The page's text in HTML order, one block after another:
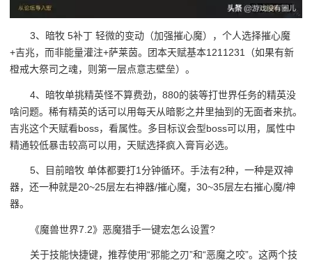
3、暗牧 5补丁 轻微的变动（加强摧心魔），个人选择摧心魔
+吉兆，而非能量灌注+萨莱茵。团本天赋基本1211231（如果有新
橙戒大祭司之魂，则第一层点意志壁垒）。
4、暗牧单挑精英怪不算费劲，880的装等打世界任务的精英没
啥问题。稀有精英的话可以用每天从暗影之井里抽到的无面者来抗。
吉兆这个天赋看boss，看属性。多目标议会型boss可以用，属性中
精通较低暴击较高可以用，天赋选择疯入膏肓必选。
5、目前暗牧 单体都要打1分钟循环。手法有2种，一种是双神
器，还一种就是20~25层左右神器/摧心魔，30~35层左右摧心魔/神
器。
《魔兽世界7.2》恶魔猎手一键宏怎么设置?
关于技能快捷键，推荐使用“邪能之刃”和“恶魔之咬”。这两个技